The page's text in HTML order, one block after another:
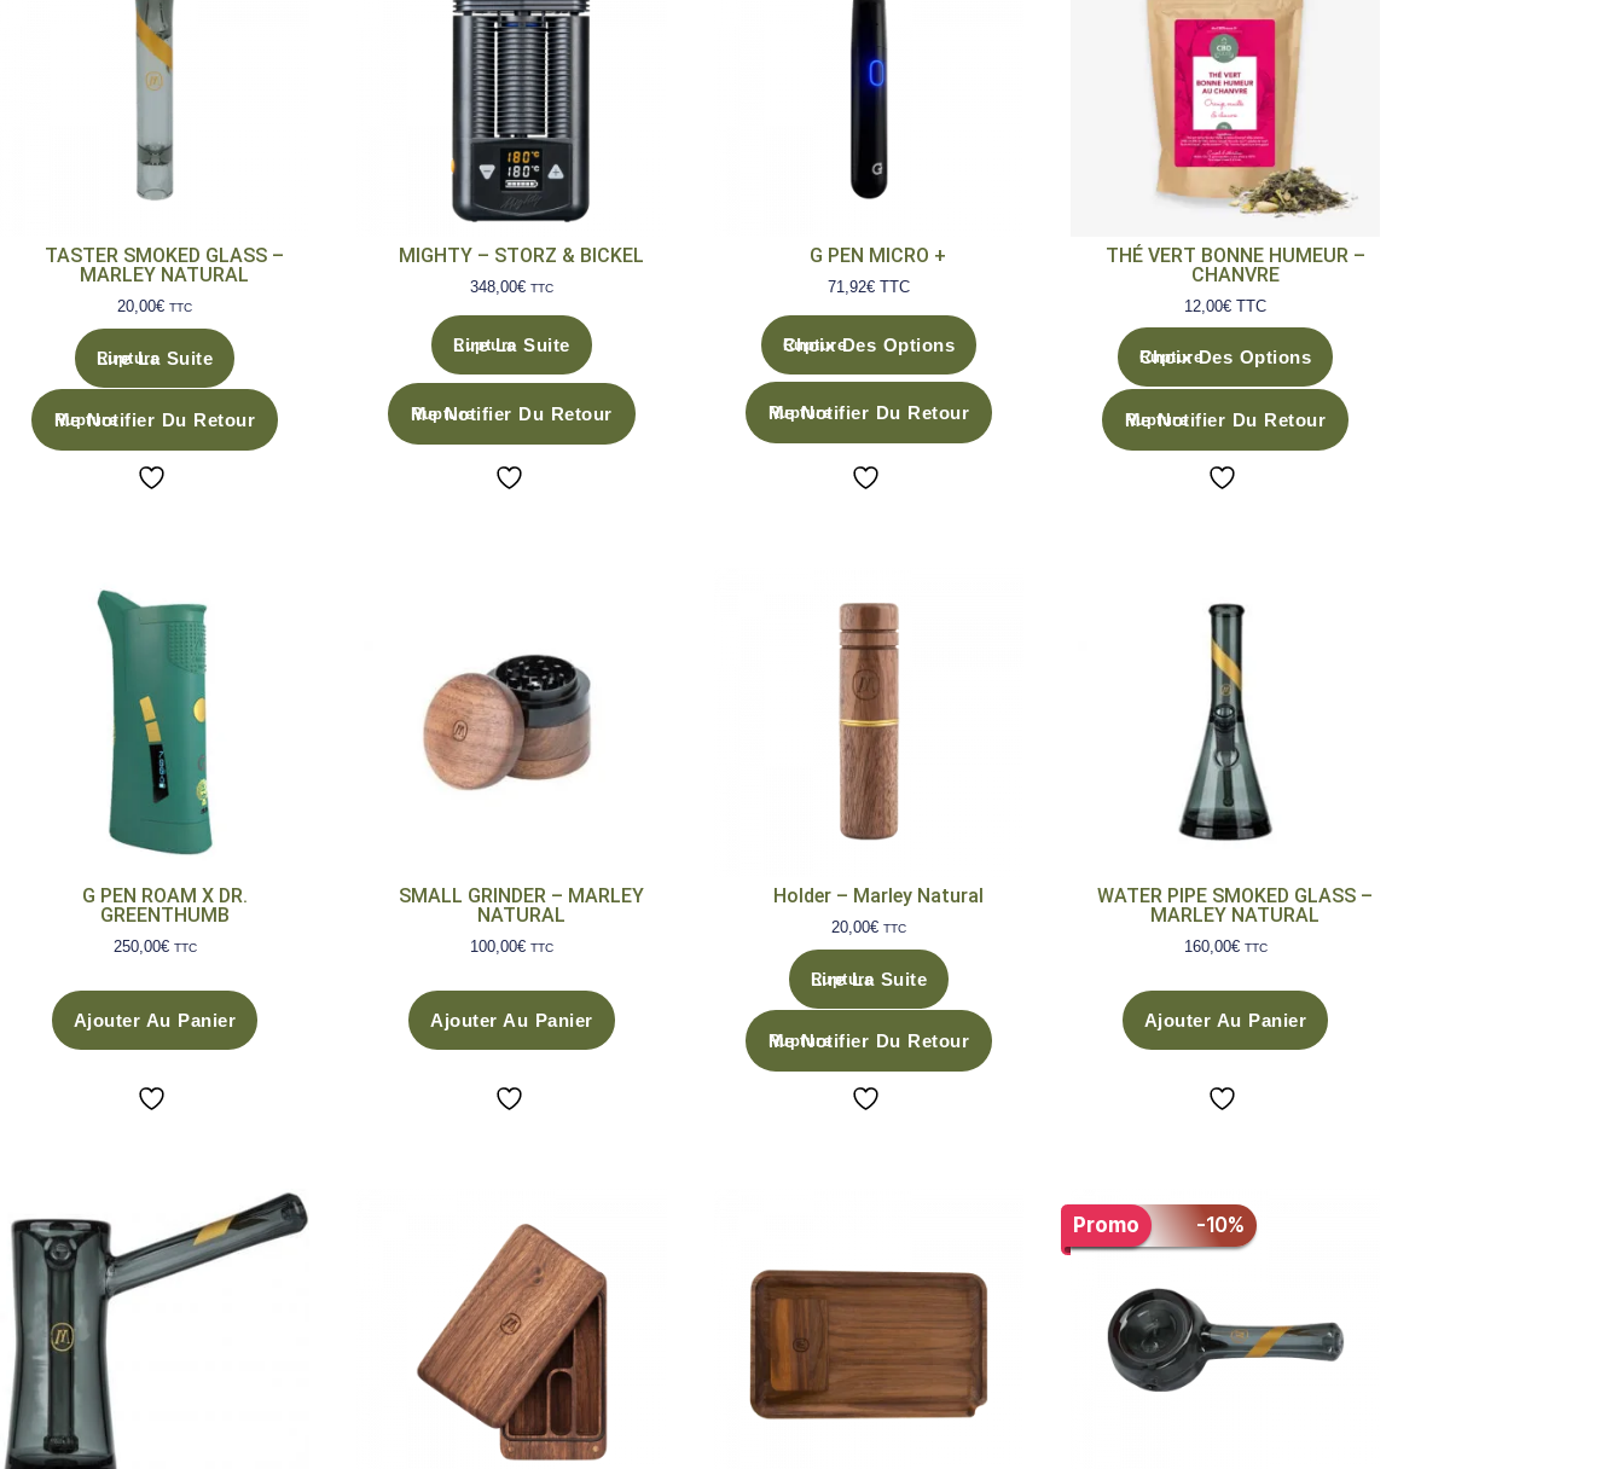
TASTER SMOKED GLASS –
MARLEY NATURAL
20,00€ TTC
Lire La Suite
Me Notifier Du Retour
MIGHTY – STORZ & BICKEL
348,00€ TTC
Lire La Suite
Me Notifier Du Retour
G PEN MICRO +
71,92€TTC
Choix Des Options
Me Notifier Du Retour
THÉ VERT BONNE HUMEUR –
CHANVRE
12,00€ TTC
Choix Des Options
Me Notifier Du Retour
G PEN ROAM X DR.
GREENTHUMB
250,00€ TTC
Ajouter Au Panier
SMALL GRINDER – MARLEY
NATURAL
100,00€ TTC
Ajouter Au Panier
Holder – Marley Natural
20,00€ TTC
Lire La Suite
Me Notifier Du Retour
WATER PIPE SMOKED GLASS –
MARLEY NATURAL
160,00€ TTC
Ajouter Au Panier
-10%
Promo